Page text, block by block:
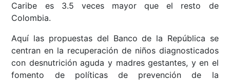
Caribe es 3.5 veces mayor que el resto de
Colombia.
Aquí las propuestas del Banco de la República se
centran en la recuperación de niños diagnosticados
con desnutrición aguda y madres gestantes, y en el
fomento de políticas de prevención de la